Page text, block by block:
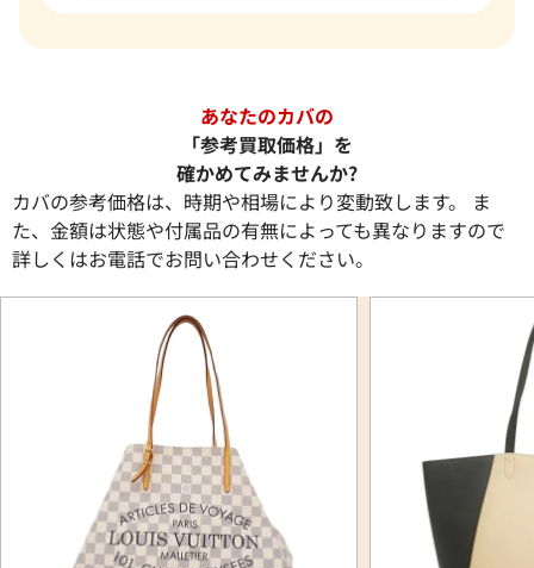
あなたのカバの
「参考買取価格」を
確かめてみませんか?
カバの参考価格は、時期や相場により変動致します。 ま
た、金額は状態や付属品の有無によっても異なりますので
詳しくはお電話でお問い合わせください。